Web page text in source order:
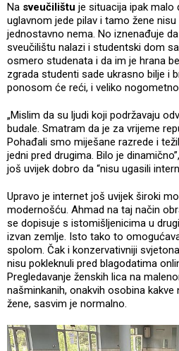
Na sveučilištu je situacija ipak malo
uglavnom jede pilav i tamo žene
jednostavno nema. No iznenađuje
sveučilištu nalazi i studentski dom
osmero studenata i da im je hrana
zgrada studenti sade ukrasno bilje i
ponosom će reći, i veliko
„Mislim da su ljudi koji podržavaju
budale. Smatram da je za vrijeme
Pohađali smo miješane razrede i
jedni pred drugima. Bilo je
još uvijek dobro da “nisu ugasili
Upravo je internet još uvijek široki
modernošću. Ahmad na taj način
se dopisuje s istomišljenicima u
izvan zemlje. Isto tako to
spolom. Čak i konzervativniji
nisu pokleknuli pred blagodatima
Pregledavanje ženskih lica na
našminkanih, onakvih osobina kakve
žene, sasvim je normalno.